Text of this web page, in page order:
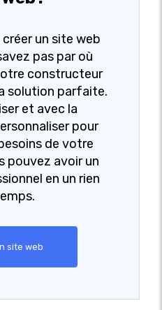
un site web
pas par où
constructeur
solution parfaite.
et avec la
pour
de votre
pouvez avoir un
en un rien
site web